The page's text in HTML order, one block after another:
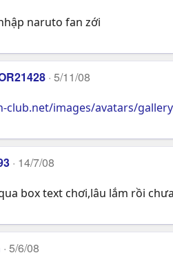
naruto fan zới
5/11/08
club.net/images/avatars/
14/7/08
box text chơi,lâu lắm rồi
5/6/08